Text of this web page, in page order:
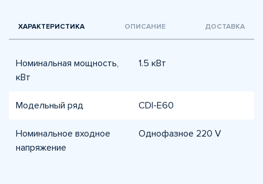
ХАРАКТЕРИСТИКА ОПИСАНИЕ ДОСТАВКА
Номинальная мощность,
кВт
1.5 кВт
Модельный ряд CDI-E60
Номинальное входное
напряжение
Однофазное 220 V